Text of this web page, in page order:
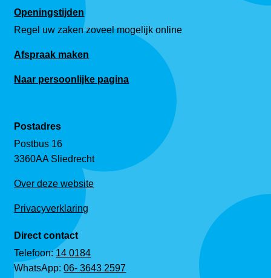
Openingstijden
Regel uw zaken zoveel mogelijk online
Afspraak maken
Naar persoonlijke pagina
Postadres
Postbus 16
3360AA Sliedrecht
Over deze website
Privacyverklaring
Direct contact
Telefoon:14 0184
WhatsApp:06- 3643 2597